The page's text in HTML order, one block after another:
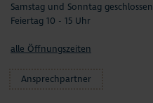
Samstag und Sonntag geschlossen
Feiertag 10 - 15 Uhr
alle Öffnungszeiten
Ansprechpartner